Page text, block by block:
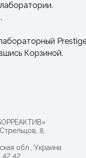
Корзиной.
8,
обл., Украина
42 42